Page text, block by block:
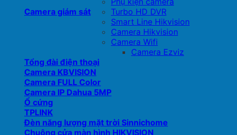
Camera giám sát
Turbo HD DVR
Smart Line Hikvision
Camera Hikvision
Camera Wifi
Camera Ezviz
Tổng đài điện thoại
Camera KBVISION
Camera FULL Color
Camera IP Dahua 5MP
Ổ cứng
TPLINK
Đèn năng lượng mặt trời Sinnichome
Chuông cửa màn hình HIKVISION